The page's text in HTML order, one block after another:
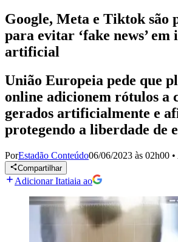
Google, Meta e Tiktok são
para evitar ‘fake news’ em
artificial
União Europeia pede que
online adicionem rótulos a
gerados artificialmente e
protegendo a liberdade de
PorEstadão Conteúdo06/06/2023 às 02h00 •
Compartilhar
Adicionar Itatiaia ao